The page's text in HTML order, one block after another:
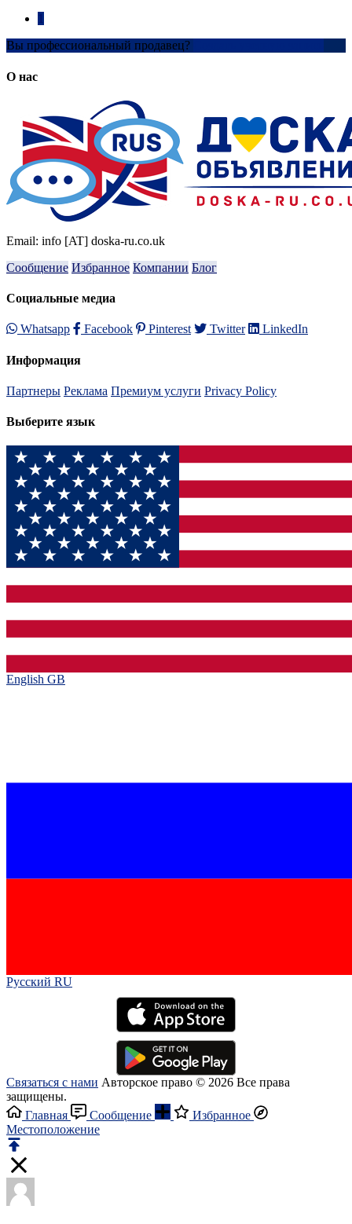
Вы профессиональный продавец?
О нас
Email: info [AT] doska-ru.co.uk
Сообщение Избранное Компании Блог
Социальные медиа
Whatsapp Facebook Pinterest Twitter LinkedIn
Информация
Партнеры Реклама Премиум услуги Privacy Policy
Выберите язык
English GB‎
Русский RU‎
Связаться с нами Авторское право © 2026 Все права
защищены.
Главная
Сообщение
Избранное
Местоположение